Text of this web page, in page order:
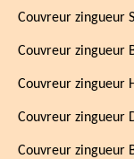
Couvreur zingueur
Couvreur zingueur
Couvreur zingueur
Couvreur zingueur
Couvreur zingueur